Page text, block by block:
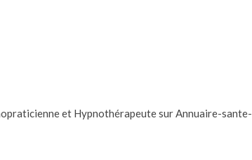
et Hypnothérapeute sur Annuaire-sante-